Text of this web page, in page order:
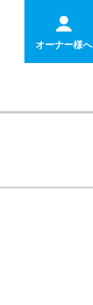
オーナー様へ